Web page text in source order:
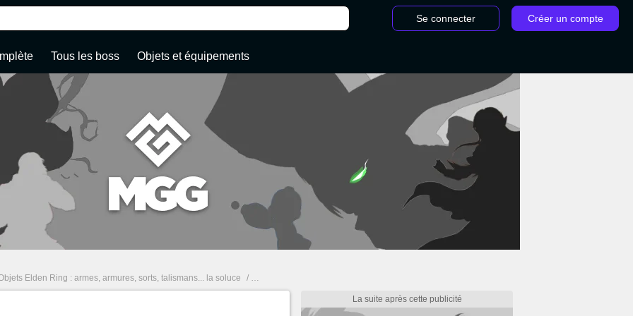
Se connecter Créer un compte
Tous les boss Objets et équipements
Elden Ring : armes, armures, sorts, talismans... la soluce / Entraves de Margit Elden Ring : où en obtenir et comment l'utiliser ?